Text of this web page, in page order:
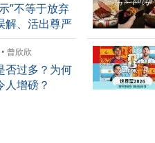
”不等于放弃
解、活出尊严
曾欣欣
否过多？为何
人增磅？